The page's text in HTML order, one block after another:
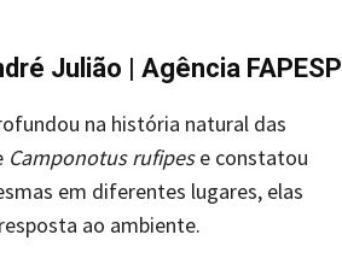
Julião | Agência FAPESP
na história natural das
Camponotus rufipese constatou
em diferentes lugares, elas
ao ambiente.